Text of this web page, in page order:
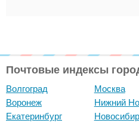
Почтовые индексы
Волгоград
Воронеж
Екатеринбург
Москва
Нижний